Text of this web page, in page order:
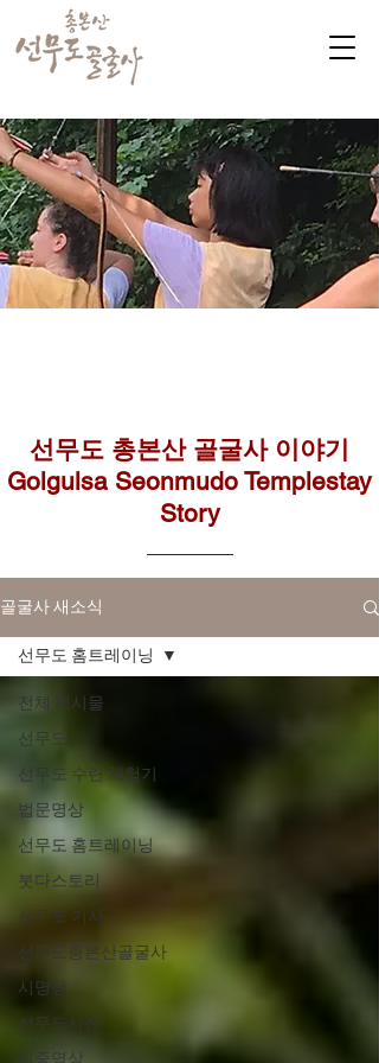
선무도 총본산 골굴사 이야기
Golgulsa Seonmudo Templestay
Story
골굴사 새소식
전체 게시물
선무도
선무도 수련 체험기
법문명상
선무도 홈트레이닝
붓다스토리
선무도 기사
선무도총본산골굴사
시명상
선무도사진
선무도 홈트레이닝